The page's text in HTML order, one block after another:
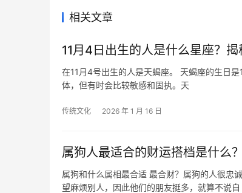
相关文章
11月4日出生的人是什么星座？
在11月4号出生的人是天蝎座。 天蝎座的生日是10月24日-11月22日，天蝎座是水象星座，他们集责任感，神秘感、超强支配欲为一
体，但有时会比较敏感和固执。天
传统文化 2026 年 1 月 16 日
属狗人最适合的财运搭档是什么？
属狗和什么属相最合适 最合财？属狗的人很忠
望麻烦别人，因此他们的朋友挺多，就算不说自